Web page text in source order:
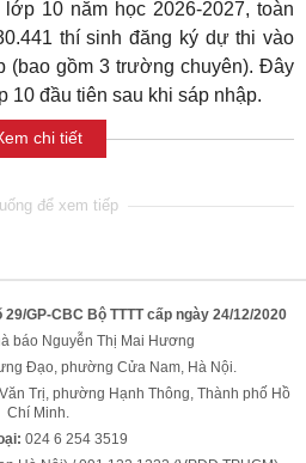
10 năm học 2026-2027, toàn
thí sinh đăng ký dự thi vào
(bao gồm 3 trường chuyên). Đây
10 đầu tiên sau khi sáp nhập.
chi tiết
GP-CBC Bộ TTTT cấp ngày 24/12/2020
báo Nguyễn Thị Mai Hương
Đạo, phường Cửa Nam, Hà Nội.
Trị, phường Hạnh Thông, Thành phố Hồ
Chí Minh.
024 6 254 3519